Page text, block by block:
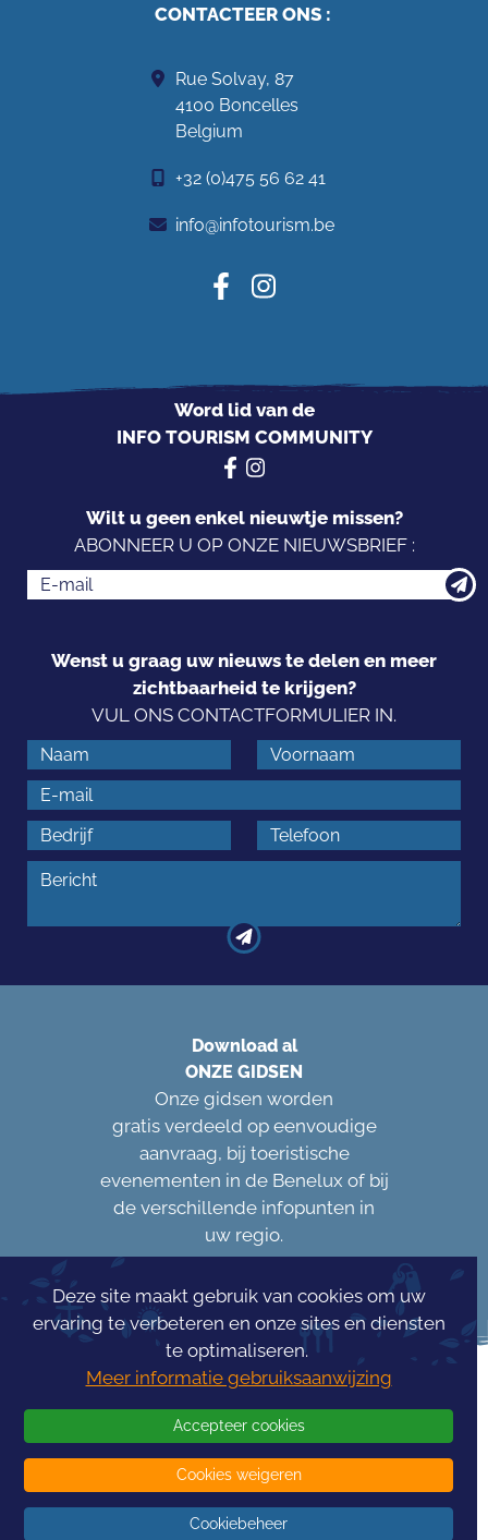
CONTACTEER ONS:
Rue Solvay, 87
4100 Boncelles
Belgium
+32 (0)475 56 62 41
info@infotourism.be
Word lid van de
INFO TOURISM COMMUNITY
Wilt u geen enkel nieuwtje missen?
ABONNEER U OP ONZE NIEUWSBRIEF :
Wenst u graag uw nieuws te delen en meer
zichtbaarheid te krijgen?
VUL ONS CONTACTFORMULIER IN.
Download al
ONZE GIDSEN
Onze gidsen worden
gratis verdeeld op eenvoudige
aanvraag, bij toeristische
evenementen in de Benelux of bij
de verschillende infopunten in
uw regio.
- Alle rechten voorbehouden - Gerealiseerd
Deze site maakt gebruik van cookies om uw
ervaring te verbeteren en onze sites en diensten
te optimaliseren.
Meer informatie gebruiksaanwijzing
Accepteer cookies
Cookies weigeren
Cookiebeheer